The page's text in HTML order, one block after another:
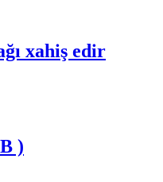
xahiş edir
)